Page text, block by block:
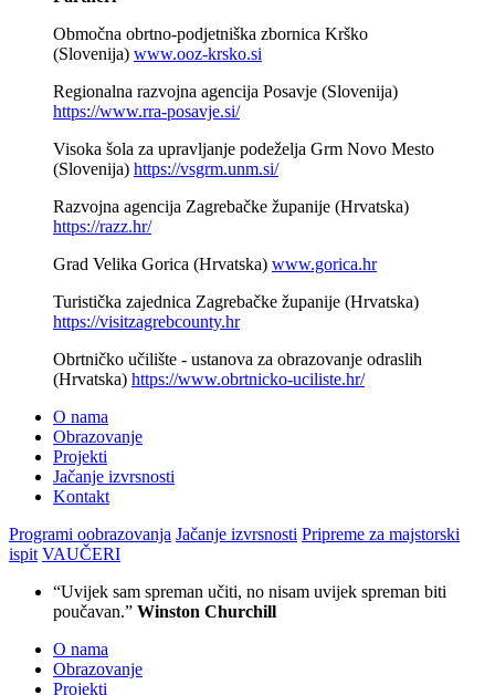
Območna obrtno-podjetniška zbornica Krško
(Slovenija) www.ooz-krsko.si
Regionalna razvojna agencija Posavje (Slovenija)
https://www.rra-posavje.si/
Visoka šola za upravljanje podeželja Grm Novo Mesto
(Slovenija) https://vsgrm.unm.si/
Razvojna agencija Zagrebačke županije (Hrvatska)
https://razz.hr/
Grad Velika Gorica (Hrvatska) www.gorica.hr
Turistička zajednica Zagrebačke županije (Hrvatska)
https://visitzagrebcounty.hr
Obrtničko učilište - ustanova za obrazovanje odraslih
(Hrvatska) https://www.obrtnicko-uciliste.hr/
O nama
Obrazovanje
Projekti
Jačanje izvrsnosti
Kontakt
Programi oobrazovanja Jačanje izvrsnosti Pripreme za majstorski
ispit VAUČERI
“Uvijek sam spreman učiti, no nisam uvijek spreman biti
poučavan.” Winston Churchill
O nama
Obrazovanje
Projekti